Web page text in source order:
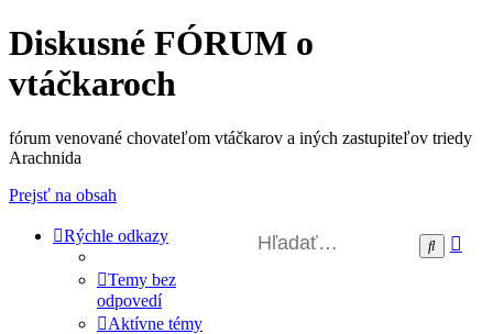
Diskusné FÓRUM o
vtáčkaroch
fórum venované chovateľom vtáčkarov a iných zastupiteľov triedy
Arachnida
Prejsť na obsah
Hľadať
Rýchle odkazy
Temy bez
odpovedí
Aktívne témy